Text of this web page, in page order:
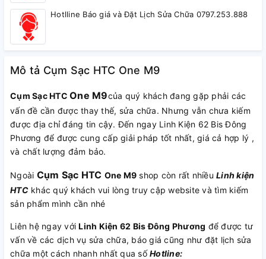
Hotlline Báo giá và Đặt Lịch Sửa Chữa 0797.253.888
Mô tả Cụm Sạc HTC One M9
Cụm Sạc HTC One M9của quý khách đang gặp phải các
vấn đề cần được thay thế, sửa chữa. Nhưng vẫn chưa kiếm
được địa chỉ đáng tin cậy. Đến ngay Linh Kiện 62 Bis Đông
Phương để được cung cấp giải pháp tốt nhất, giá cả hợp lý ,
và chất lượng đảm bảo.
Ngoài Cụm Sạc HTC One M9 shop còn rất nhiều Linh kiện
HTCkhác quý khách vui lòng truy cập website và tìm kiếm
sản phẩm mình cần nhé
Liên hệ ngay vớiLinh Kiện 62 Bis Đông Phương để được tư
vấn về các dịch vụ sửa chữa, báo giá cũng như đặt lịch sửa
chữa một cách nhanh nhất qua sốHotline: